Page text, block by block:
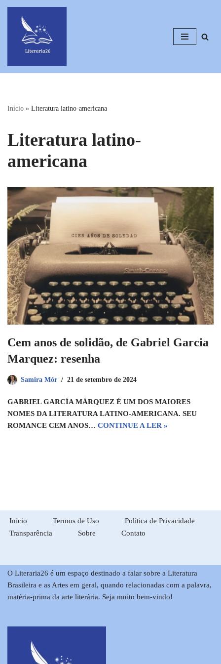
Pular
Início » Literatura latino-americana
Literatura latino-
americana
Cem anos de solidão, de Gabriel Garcia
Marquez: resenha
Samira Mór 21 de setembro de 2024
GABRIEL GARCÍA MÁRQUEZ É UM DOS MAIORES
NOMES DA LITERATURA LATINO-AMERICANA. SEU
ROMANCE CEM ANOS… CONTINUE A LER »
Início Termos de Uso
Política de Privacidade
Transparência
Sobre Contato
O Literaria26 é um espaço destinado a falar sobre a Literatura
Brasileira e as Artes em geral, quando relacionadas com a palavra,
matéria-prima da arte literária. Seja muito bem-vindo!